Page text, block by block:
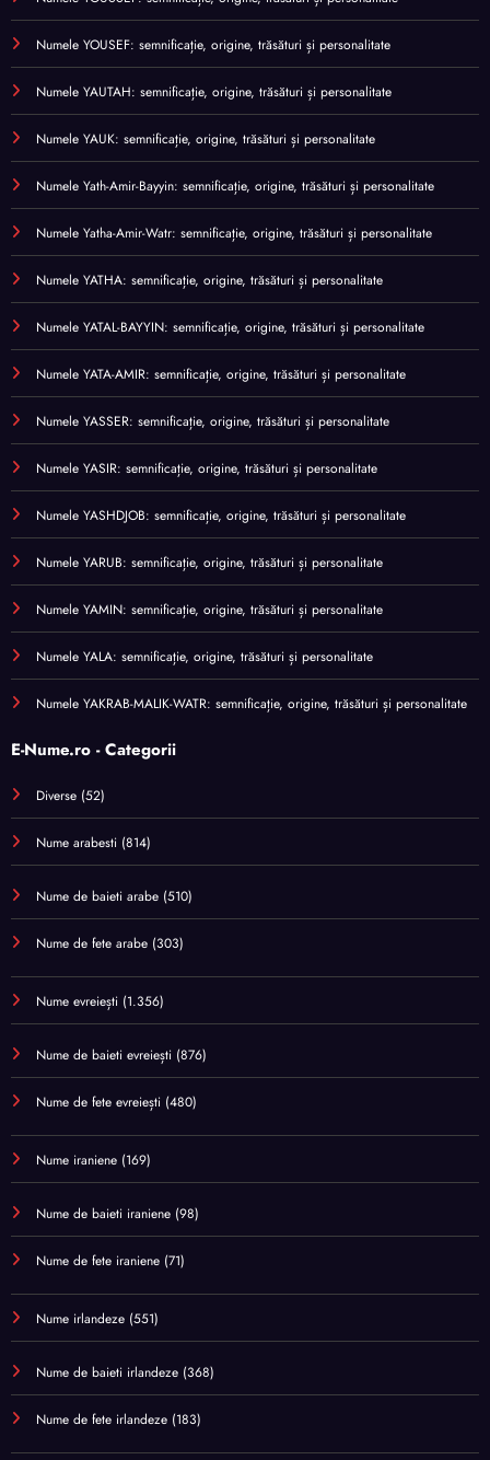
Numele YOUSEF: semnificație, origine, trăsături și personalitate
Numele YAUTAH: semnificație, origine, trăsături și personalitate
Numele YAUK: semnificație, origine, trăsături și personalitate
Numele Yath-Amir-Bayyin: semnificație, origine, trăsături și personalitate
Numele Yatha-Amir-Watr: semnificație, origine, trăsături și personalitate
Numele YATHA: semnificație, origine, trăsături și personalitate
Numele YATAL-BAYYIN: semnificație, origine, trăsături și personalitate
Numele YATA-AMIR: semnificație, origine, trăsături și personalitate
Numele YASSER: semnificație, origine, trăsături și personalitate
Numele YASIR: semnificație, origine, trăsături și personalitate
Numele YASHDJOB: semnificație, origine, trăsături și personalitate
Numele YARUB: semnificație, origine, trăsături și personalitate
Numele YAMIN: semnificație, origine, trăsături și personalitate
Numele YALA: semnificație, origine, trăsături și personalitate
Numele YAKRAB-MALIK-WATR: semnificație, origine, trăsături și personalitate
E-Nume.ro - Categorii
Diverse (52)
Nume arabesti (814)
Nume de baieti arabe (510)
Nume de fete arabe (303)
Nume evreiești (1.356)
Nume de baieti evreiești (876)
Nume de fete evreiești (480)
Nume iraniene (169)
Nume de baieti iraniene (98)
Nume de fete iraniene (71)
Nume irlandeze (551)
Nume de baieti irlandeze (368)
Nume de fete irlandeze (183)